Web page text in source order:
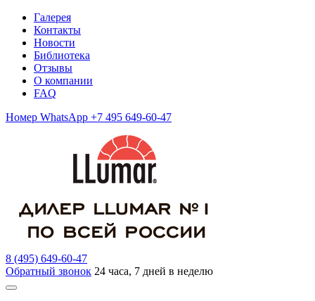
Галерея
Контакты
Новости
Библиотека
Отзывы
О компании
FAQ
Номер WhatsApp +7 495 649-60-47
8 (495) 649-60-47
Обратный звонок 24 часа, 7 дней в неделю